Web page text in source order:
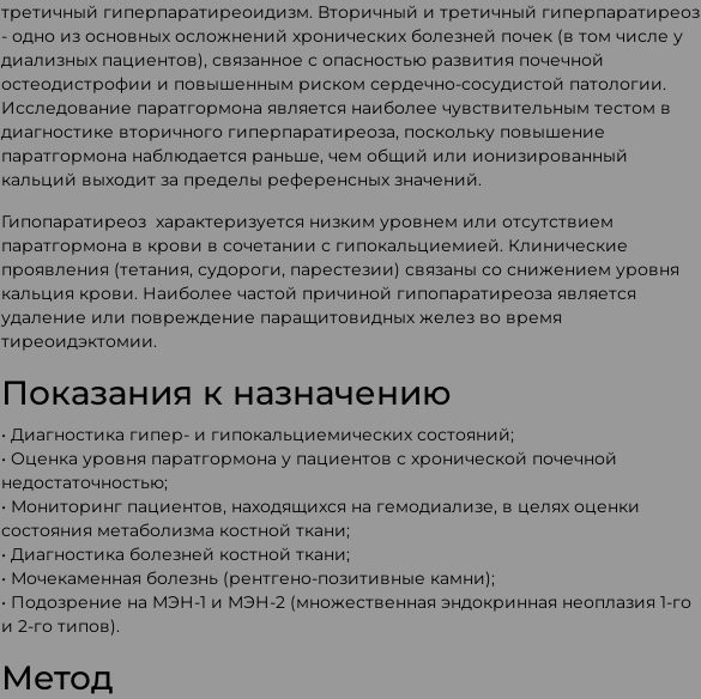
третичный гиперпаратиреоидизм. Вторичный и третичный гиперпаратиреоз
- одно из основных осложнений хронических болезней почек (в том числе у
диализных пациентов), связанное с опасностью развития почечной
остеодистрофии и повышенным риском сердечно-сосудистой патологии.
Исследование паратгормона является наиболее чувствительным тестом в
диагностике вторичного гиперпаратиреоза, поскольку повышение
паратгормона наблюдается раньше, чем общий или ионизированный
кальций выходит за пределы референсных значений.
Гипопаратиреоз характеризуется низким уровнем или отсутствием
паратгормона в крови в сочетании с гипокальциемией. Клинические
проявления (тетания, судороги, парестезии) связаны со снижением уровня
кальция крови. Наиболее частой причиной гипопаратиреоза является
удаление или повреждение паращитовидных желез во время
тиреоидэктомии.
Показания к назначению
• Диагностика гипер- и гипокальциемических состояний;
• Оценка уровня паратгормона у пациентов с хронической почечной
недостаточностью;
• Мониторинг пациентов, находящихся на гемодиализе, в целях оценки
состояния метаболизма костной ткани;
• Диагностика болезней костной ткани;
• Мочекаменная болезнь (рентгено-позитивные камни);
• Подозрение на МЭН-1 и МЭН-2 (множественная эндокринная неоплазия 1-го
и 2-го типов).
Метод